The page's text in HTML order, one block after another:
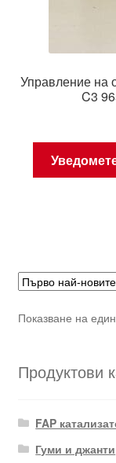
Управление на
C3
Показване на
Продуктови
FAP
Гуми и джанти